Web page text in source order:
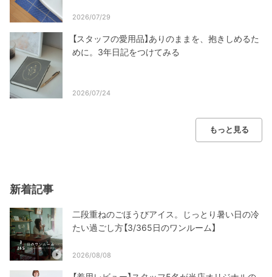
2026/07/29
【スタッフの愛用品】ありのままを、抱きしめるた
めに。3年日記をつけてみる
2026/07/24
もっと見る
新着記事
二段重ねのごほうびアイス。じっとり暑い日の冷
たい過ごし方【3/365日のワンルーム】
2026/08/08